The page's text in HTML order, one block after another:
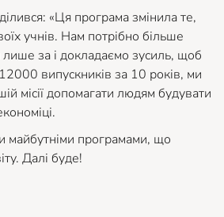
«Ця програма змінила те,
учнів. Нам потрібно більше
лише за і докладаємо зусиль, щоб
випускників за 10 років, ми
місії допомагати людям будувати
майбутніми програмами, що
Далі буде!